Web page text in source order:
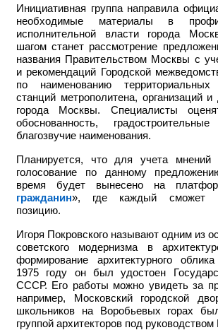
Инициативная группа направила
необходимые материалы в
исполнительной власти города
шагом станет рассмотрение
названия Правительством Москвы с
и рекомендаций Городской
по наименованию
станций метрополитена, организаций и
города Москвы. Специалисты
обоснованность,
благозвучие наименования.
Планируется, что для учета мнений
голосование по данному
время будет вынесено на
гражданин», где каждый сможет
позицию.
Игоря Покровского называют одним из
советского модернизма в
формирование архитектурного
1975 году он был удостоен
СССР. Его работы можно увидеть за
например, Московский городской
школьников на Воробьевых горах
группой архитекторов под руководством